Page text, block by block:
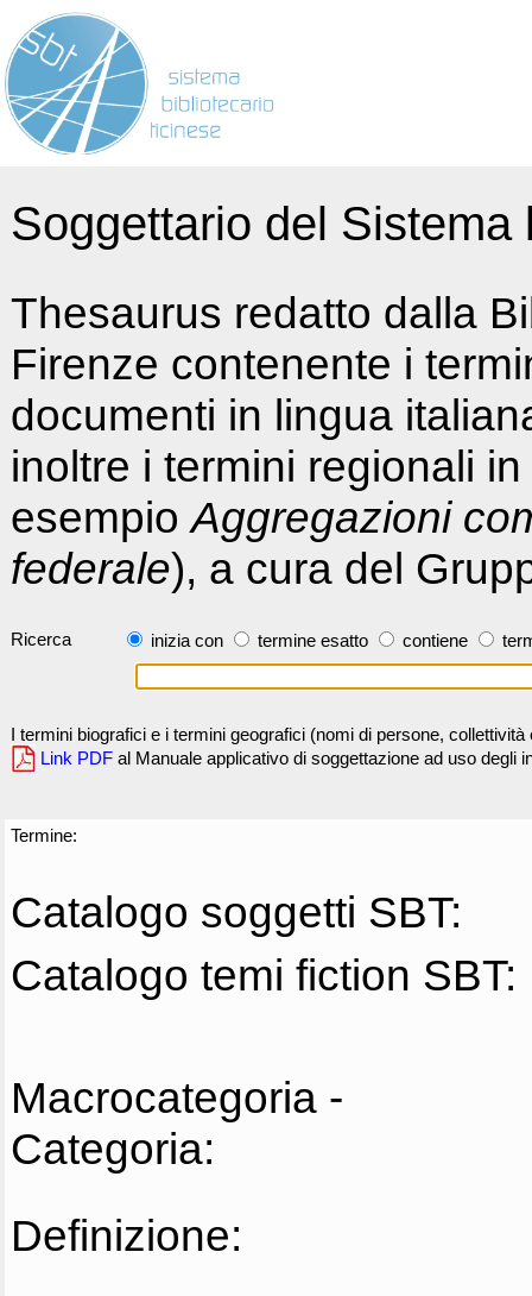
Soggettario del
Thesaurus redatto dalla
Firenze contenente i
documenti in lingua
inoltre i termini regionali
esempioAggregazioni
federale), a cura del
Ricerca inizia con termine esatto contiene
I termini biografici e i termini geografici (nomi di persone,
Link PDF al Manuale applicativo di soggettazione ad uso degli
Termine:
Catalogo soggetti SBT:
Catalogo temi fiction SBT:
Macrocategoria -
Categoria:
Definizione: